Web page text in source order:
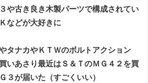
や古き良き木製パーツで構成されてい
などが大好きに
タナカやＫＴＷのボルトアクション
いあさり最近はＳ＆ＴのＭＧ４２を買
３が届いた（すごくいい）